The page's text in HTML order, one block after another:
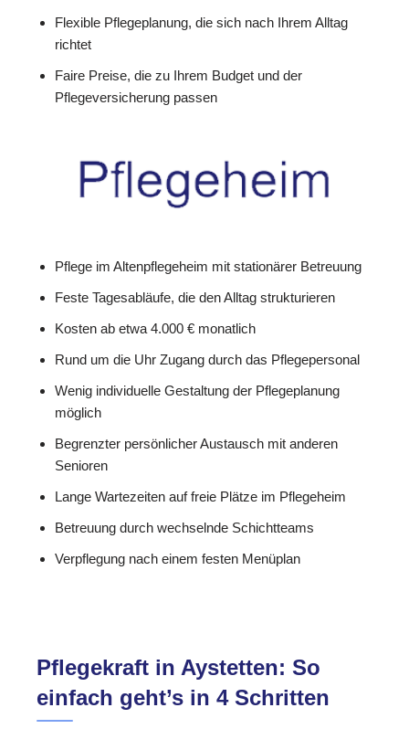
Flexible Pflegeplanung, die sich nach Ihrem Alltag
richtet
Faire Preise, die zu Ihrem Budget und der
Pflegeversicherung passen
Pflege im Altenpflegeheim mit stationärer Betreuung
Feste Tagesabläufe, die den Alltag strukturieren
Kosten ab etwa 4.000 € monatlich
Rund um die Uhr Zugang durch das Pflegepersonal
Wenig individuelle Gestaltung der Pflegeplanung
möglich
Begrenzter persönlicher Austausch mit anderen
Senioren
Lange Wartezeiten auf freie Plätze im Pflegeheim
Betreuung durch wechselnde Schichtteams
Verpflegung nach einem festen Menüplan
Pflegekraft in Aystetten: So
einfach geht’s in 4 Schritten